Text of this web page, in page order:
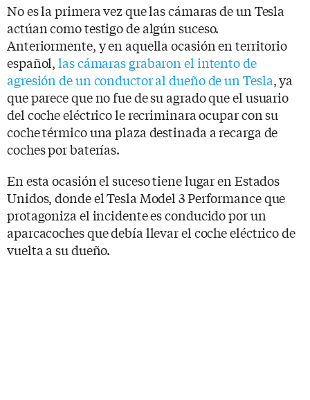
No es la primera vez que las cámaras de un Tesla
actúan como testigo de algún suceso.
Anteriormente, y en aquella ocasión en territorio
español,las cámaras grabaron el intento de
agresión de un conductor al dueño de un Tesla, ya
que parece que no fue de su agrado que el usuario
del coche eléctrico le recriminara ocupar con su
coche térmico una plaza destinada a recarga de
coches por baterías.
En esta ocasión el suceso tiene lugar en Estados
Unidos, donde el Tesla Model 3 Performance que
protagoniza el incidente es conducido por un
aparcacoches que debía llevar el coche eléctrico de
vuelta a su dueño.